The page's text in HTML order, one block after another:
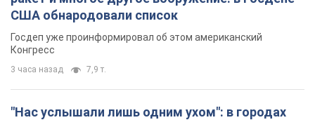
США обнародовали список
Госдеп уже проинформировал об этом американский
Конгресс
3 часа назад 7,9 т.
"Нас услышали лишь одним ухом": в городах